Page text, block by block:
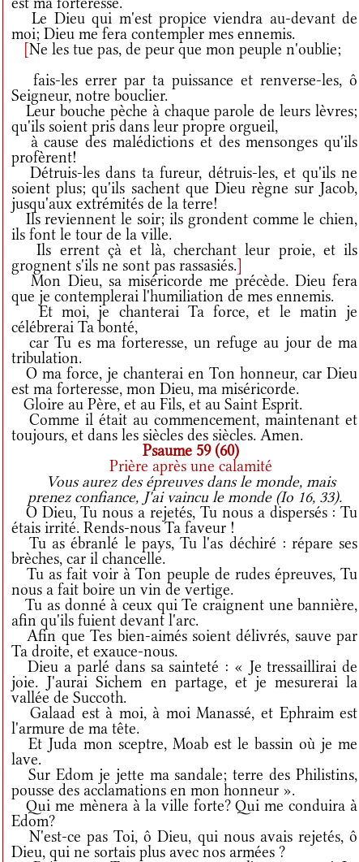
Le Dieu qui m'est propice viendra au-devant de
moi; Dieu me fera contempler mes ennemis.
[Ne les tue pas, de peur que mon peuple n'oublie;
fais-les errer par ta puissance et renverse-les, ô
Seigneur, notre bouclier.
Leur bouche pèche à chaque parole de leurs lèvres;
qu'ils soient pris dans leur propre orgueil,
à cause des malédictions et des mensonges qu'ils
profèrent!
Détruis-les dans ta fureur, détruis-les, et qu'ils ne
soient plus; qu'ils sachent que Dieu règne sur Jacob,
jusqu'aux extrémités de la terre!
Ils reviennent le soir; ils grondent comme le chien,
ils font le tour de la ville.
Ils errent çà et là, cherchant leur proie, et ils
grognent s'ils ne sont pas rassasiés.]
Mon Dieu, sa miséricorde me précède. Dieu fera
que je contemplerai l'humiliation de mes ennemis.
Et moi, je chanterai Ta force, et le matin je
célébrerai Ta bonté,
car Tu es ma forteresse, un refuge au jour de ma
tribulation.
O ma force, je chanterai en Ton honneur, car Dieu
est ma forteresse, mon Dieu, ma miséricorde.
Gloire au Père, et au Fils, et au Saint Esprit.
Comme il était au commencement, maintenant et
toujours, et dans les siècles des siècles. Amen.
Psaume 59 (60)
Prière après une calamité
Vous aurez des épreuves dans le monde, mais
prenez confiance, J'ai vaincu le monde (Io 16, 33).
O Dieu, Tu nous a rejetés, Tu nous a dispersés : Tu
étais irrité. Rends-nous Ta faveur !
Tu as ébranlé le pays, Tu l'as déchiré : répare ses
brèches, car il chancelle.
Tu as fait voir à Ton peuple de rudes épreuves, Tu
nous a fait boire un vin de vertige.
Tu as donné à ceux qui Te craignent une bannière,
afin qu'ils fuient devant l'arc.
Afin que Tes bien-aimés soient délivrés, sauve par
Ta droite, et exauce-nous.
Dieu a parlé dans sa sainteté : « Je tressaillirai de
joie. J'aurai Sichem en partage, et je mesurerai la
vallée de Succoth.
Galaad est à moi, à moi Manassé, et Ephraim est
l'armure de ma tête.
Et Juda mon sceptre, Moab est le bassin où je me
lave.
Sur Edom je jette ma sandale; terre des Philistins,
pousse des acclamations en mon honneur ».
Qui me mènera à la ville forte? Qui me conduira à
Edom?
N'est-ce pas Toi, ô Dieu, qui nous avais rejetés, ô
Dieu, qui ne sortais plus avec nos armées ?